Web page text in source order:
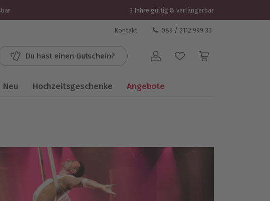
3 Jahre gültig & verlängerbar
Kontakt 089 / 2112 999 33
Du hast einen Gutschein? Benutzerkonto
Neu Hochzeitsgeschenke Angebote